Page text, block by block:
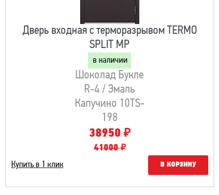
Дверь входная с терморазрывом TERMO
SPLIT MP
в наличии
Шоколад Букле
R-4 / Эмаль
Капучино 10TS-
198
38950 ₽
41000 ₽
Купить в 1 клик
В КОРЗИНУ